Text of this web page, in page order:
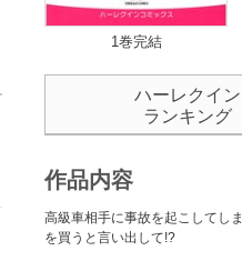
1巻完結
ハーレクイン
ランキング
作品内容
高級車相手に事故を起こしてし
を買うと言い出して!?